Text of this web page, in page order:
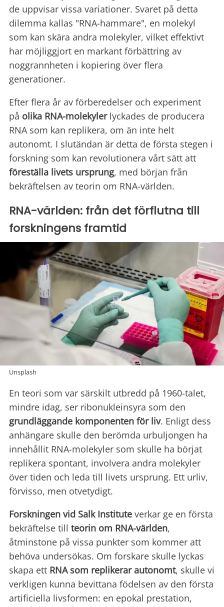
de uppvisar vissa variationer. Svaret på detta
dilemma kallas "RNA-hammare", en molekyl
som kan skära andra molekyler, vilket effektivt
har möjliggjort en markant förbättring av
noggrannheten i kopiering över flera
generationer.
Efter flera år av förberedelser och experiment
på olika RNA-molekylerlyckades de producera
RNA som kan replikera, om än inte helt
autonomt. I slutändan är detta de första stegen i
forskning som kan revolutionera vårt sätt att
föreställa livets ursprung, med början från
bekräftelsen av teorin om RNA-världen.
RNA-världen: från det förflutna till
forskningens framtid
Unsplash
En teori som var särskilt utbredd på 1960-talet,
mindre idag, ser ribonukleinsyra som den
grundläggande komponenten för liv. Enligt dess
anhängare skulle den berömda urbuljongen ha
innehållit RNA-molekyler som skulle ha börjat
replikera spontant, involvera andra molekyler
över tiden och leda till livets ursprung. Ett urliv,
förvisso, men otvetydigt.
Forskningen vid Salk Institute verkar ge en första
bekräftelse till teorin om RNA-världen,
åtminstone på vissa punkter som kommer att
behöva undersökas. Om forskare skulle lyckas
skapa ett RNA som replikerar autonomt, skulle vi
verkligen kunna bevittana födelsen av den första
artificiella livsformen: en epokal prestation,